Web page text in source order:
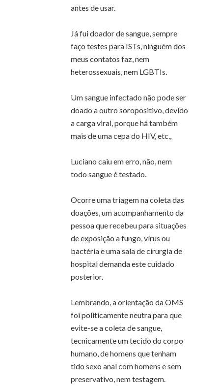
antes de usar.
Já fui doador de sangue, sempre
faço testes para ISTs, ninguém dos
meus contatos faz, nem
heterossexuais, nem LGBTIs.
Um sangue infectado não pode ser
doado a outro soropositivo, devido
a carga viral, porque há também
mais de uma cepa do HIV, etc.,
Luciano caiu em erro, não, nem
todo sangue é testado.
Ocorre uma triagem na coleta das
doações, um acompanhamento da
pessoa que recebeu para situações
de exposição a fungo, vírus ou
bactéria e uma sala de cirurgia de
hospital demanda este cuidado
posterior.
Lembrando, a orientação da OMS
foi politicamente neutra para que
evite-se a coleta de sangue,
tecnicamente um tecido do corpo
humano, de homens que tenham
tido sexo anal com homens e sem
preservativo, nem testagem.